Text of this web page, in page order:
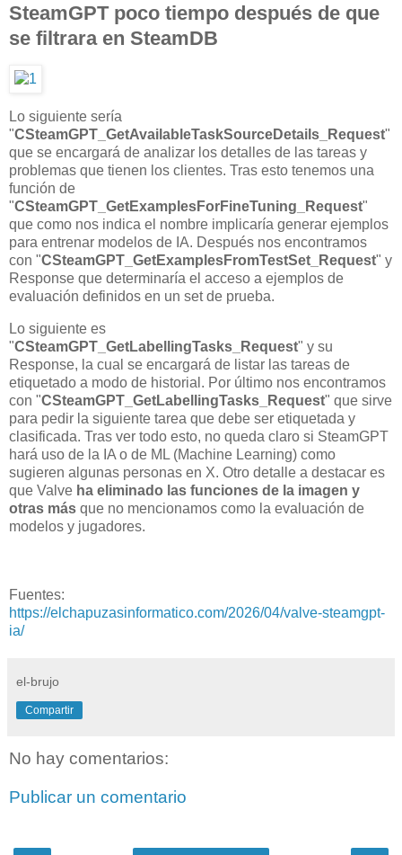
SteamGPT poco tiempo después de que
se filtrara en SteamDB
Lo siguiente sería
"CSteamGPT_GetAvailableTaskSourceDetails_Request"
que se encargará de analizar los detalles de las tareas y
problemas que tienen los clientes. Tras esto tenemos una
función de
"CSteamGPT_GetExamplesForFineTuning_Request"
que como nos indica el nombre implicaría generar ejemplos
para entrenar modelos de IA. Después nos encontramos
con "CSteamGPT_GetExamplesFromTestSet_Request" y
Response que determinaría el acceso a ejemplos de
evaluación definidos en un set de prueba.
Lo siguiente es
"CSteamGPT_GetLabellingTasks_Request" y su
Response, la cual se encargará de listar las tareas de
etiquetado a modo de historial. Por último nos encontramos
con "CSteamGPT_GetLabellingTasks_Request" que sirve
para pedir la siguiente tarea que debe ser etiquetada y
clasificada. Tras ver todo esto, no queda claro si SteamGPT
hará uso de la IA o de ML (Machine Learning) como
sugieren algunas personas en X. Otro detalle a destacar es
que Valve ha eliminado las funciones de la imagen y
otras más que no mencionamos como la evaluación de
modelos y jugadores.
Fuentes:
https://elchapuzasinformatico.com/2026/04/valve-steamgpt-
ia/
el-brujo
Compartir
No hay comentarios:
Publicar un comentario